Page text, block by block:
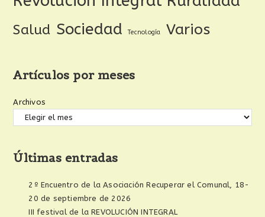
Salud Sociedad Tecnología Varios
Artículos por meses
Archivos
Últimas entradas
2º Encuentro de la Asociación Recuperar el Comunal, 18-
20 de septiembre de 2026
III festival de la REVOLUCIÓN INTEGRAL